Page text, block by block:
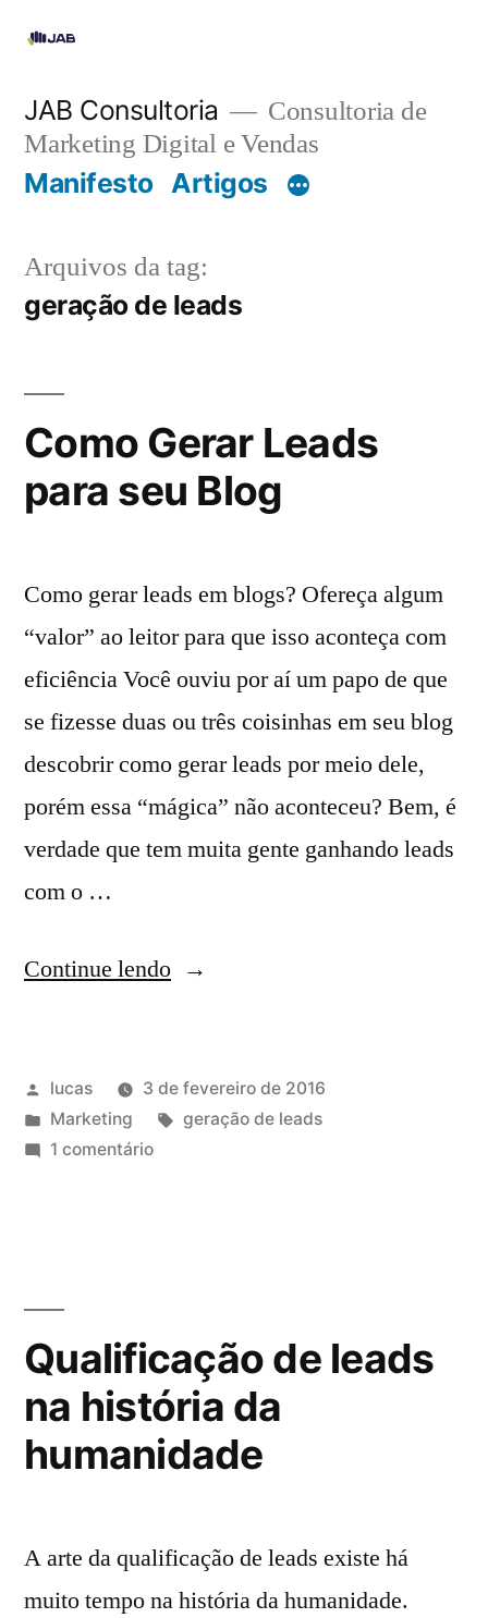
JAB Consultoria
Consultoria de
Marketing Digital e Vendas
Manifesto Artigos
Arquivos da tag:
geração de leads
Como Gerar Leads
para seu Blog
Como gerar leads em blogs? Ofereça algum
“valor” ao leitor para que isso aconteça com
eficiência Você ouviu por aí um papo de que
se fizesse duas ou três coisinhas em seu blog
descobrir como gerar leads por meio dele,
porém essa “mágica” não aconteceu? Bem, é
verdade que tem muita gente ganhando leads
com o …
Continue lendo
lucas
3 de fevereiro de 2016
Marketing
geração de leads
1 comentário
Qualificação de leads
na história da
humanidade
A arte da qualificação de leads existe há
muito tempo na história da humanidade.